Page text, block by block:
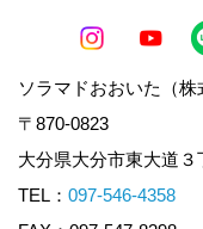
ソラマドおおいた（株
〒870-0823
大分県大分市東大道
TEL： 097-546-4358